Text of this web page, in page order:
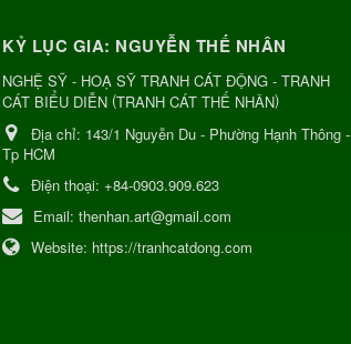
KỶ LỤC GIA: NGUYỄN THẾ NHÂN
NGHỆ SỸ - HOẠ SỸ TRANH CÁT ĐỘNG - TRANH
CÁT BIỂU DIỄN (TRANH CÁT THẾ NHÂN)
Địa chỉ: 143/1 Nguyễn Du - Phường Hạnh Thông -
Tp HCM
Điện thoại: +84-0903.909.623
Email: thenhan.art@gmail.com
Website: https://tranhcatdong.com